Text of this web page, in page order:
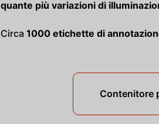
quante più variazioni di
Circa 1000 etichette di
Contenitore